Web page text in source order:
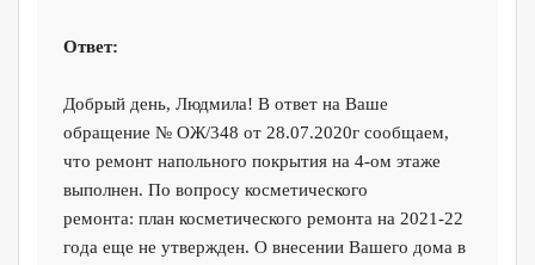
Ответ:
Добрый день, Людмила! В ответ на Ваше
обращение № ОЖ/348 от 28.07.2020г сообщаем,
что ремонт напольного покрытия на 4-ом этаже
выполнен. По вопросу косметического
ремонта: план косметического ремонта на 2021-22
года еще не утвержден. О внесении Вашего дома в